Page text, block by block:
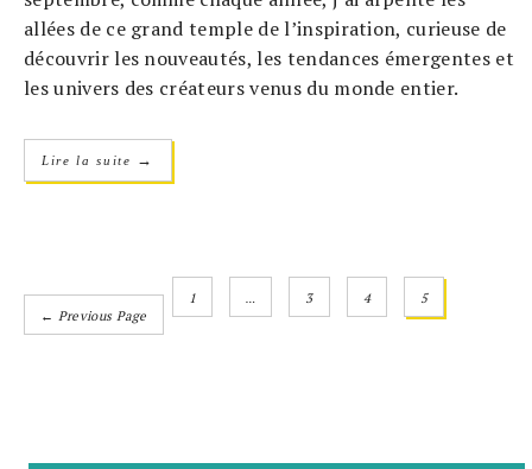
allées de ce grand temple de l’inspiration, curieuse de
découvrir les nouveautés, les tendances émergentes et
les univers des créateurs venus du monde entier.
Lire la suite →
← Previous Page
1 3 4 5